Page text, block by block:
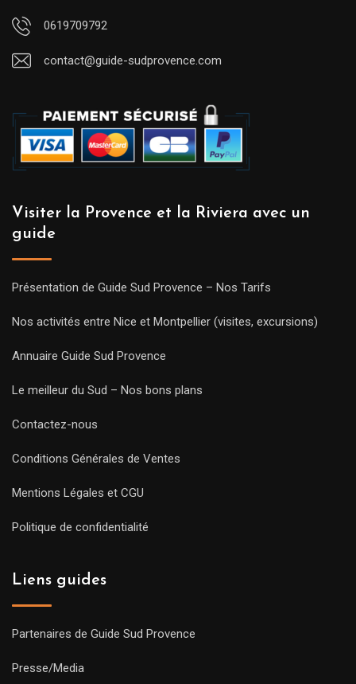
0619709792
contact@guide-sudprovence.com
Visiter la Provence et la Riviera avec un
guide
Présentation de Guide Sud Provence – Nos Tarifs
Nos activités entre Nice et Montpellier (visites, excursions)
Annuaire Guide Sud Provence
Le meilleur du Sud – Nos bons plans
Contactez-nous
Conditions Générales de Ventes
Mentions Légales et CGU
Politique de confidentialité
Liens guides
Partenaires de Guide Sud Provence
Presse/Media